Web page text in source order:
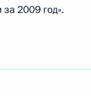
2009 год».